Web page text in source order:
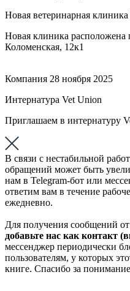
Новая ветеринарная
Новая клиника расположена
Коломенская, 12к1
Компания 28 ноября 2025
Интернатура Vet Union
Приглашаем в интернатуру
В связи с нестабильной
обращений может быть
нам в Telegram-бот или
ответим вам в течение
ежедневно.
Для получения сообщений
добавьте нас как контакт
мессенджер периодически
пользователям, у которых
книге. Спасибо за